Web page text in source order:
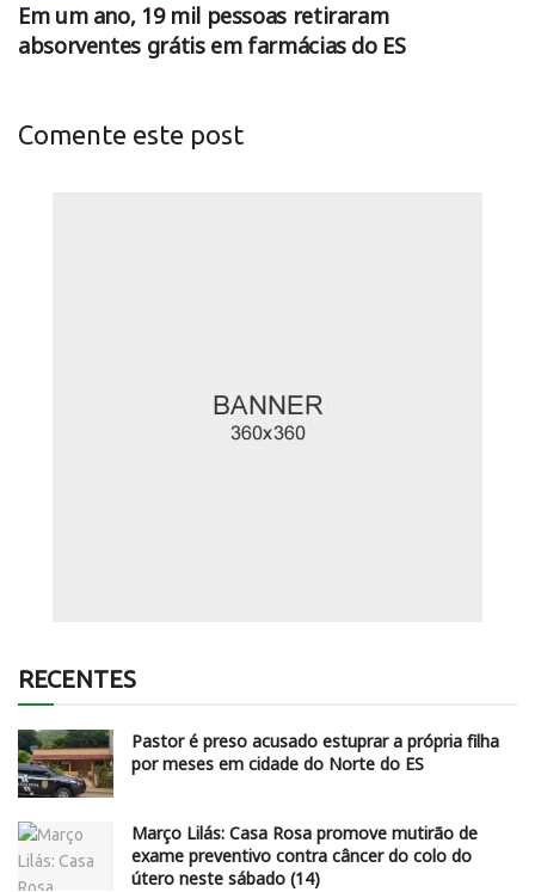
Em um ano, 19 mil pessoas retiraram
absorventes grátis em farmácias do ES
Comente este post
RECENTES
Pastor é preso acusado estuprar a própria filha
por meses em cidade do Norte do ES
Março Lilás: Casa Rosa promove mutirão de
exame preventivo contra câncer do colo do
útero neste sábado (14)